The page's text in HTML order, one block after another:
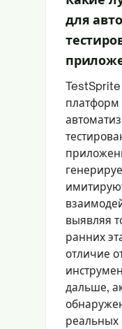
для
платформ
выявляя
ранних
отличие
дальше,
реальных